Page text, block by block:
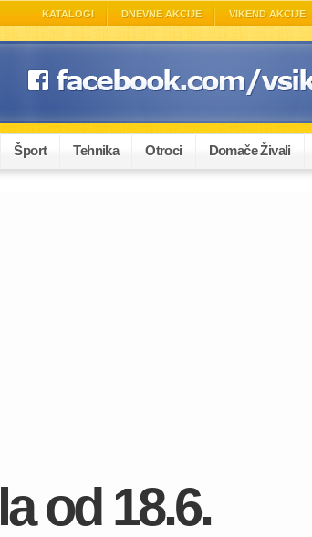
KATALOGI DNEVNE AKCIJE VIKEND AKCIJE
Šport Tehnika Otroci Domače Živali
od 18.6.